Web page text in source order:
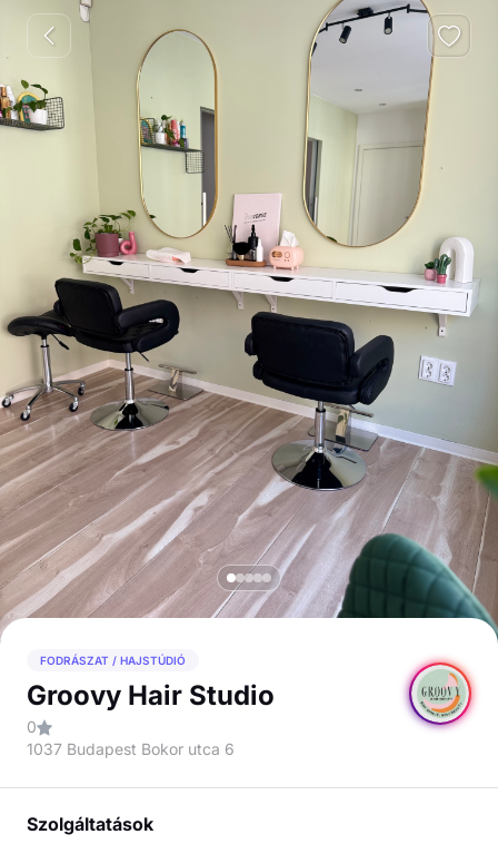
FODRÁSZAT / HAJSTÚDIÓ
Groovy Hair Studio
0
1037 Budapest Bokor utca 6
Szolgáltatások